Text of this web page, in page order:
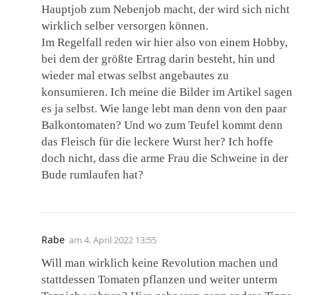
Hauptjob zum Nebenjob macht, der wird sich nicht
wirklich selber versorgen können.
Im Regelfall reden wir hier also von einem Hobby,
bei dem der größte Ertrag darin besteht, hin und
wieder mal etwas selbst angebautes zu
konsumieren. Ich meine die Bilder im Artikel sagen
es ja selbst. Wie lange lebt man denn von den paar
Balkontomaten? Und wo zum Teufel kommt denn
das Fleisch für die leckere Wurst her? Ich hoffe
doch nicht, dass die arme Frau die Schweine in der
Bude rumlaufen hat?
Rabe am 4. April 2022 13:55
Will man wirklich keine Revolution machen und
stattdessen Tomaten pflanzen und weiter unterm